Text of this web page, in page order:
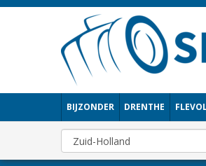
BIJZONDER DRENTHE